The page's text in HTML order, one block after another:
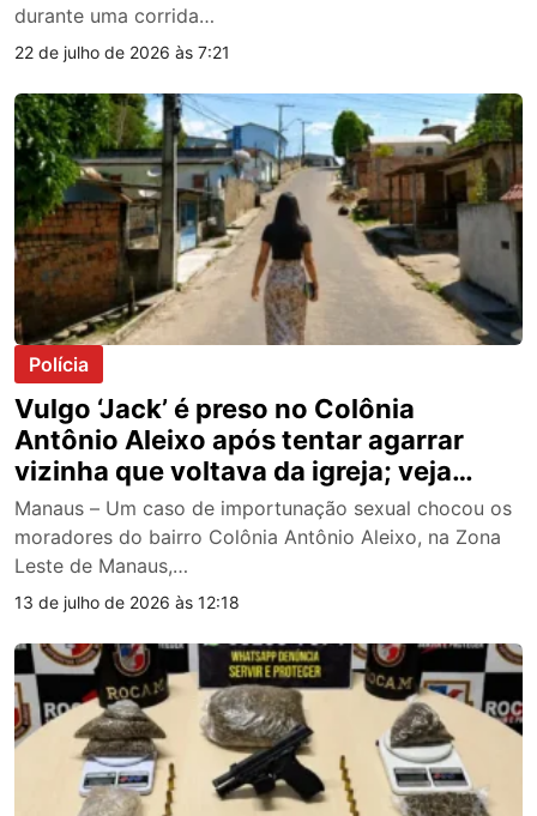
durante uma corrida…
22 de julho de 2026 às 7:21
Polícia
Vulgo ‘Jack’ é preso no Colônia
Antônio Aleixo após tentar agarrar
vizinha que voltava da igreja; veja
vídeo
Manaus – Um caso de importunação sexual chocou os
moradores do bairro Colônia Antônio Aleixo, na Zona
Leste de Manaus,…
13 de julho de 2026 às 12:18